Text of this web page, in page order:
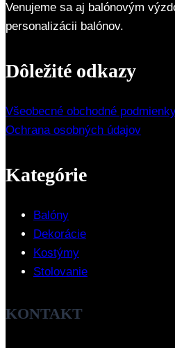
Venujeme sa aj balónovým
personalizácii balónov.
Dôležité odkazy
Všeobecné obchodné
Ochrana osobných údajov
Kategórie
Balóny
Dekorácie
Kostýmy
Stolovanie
KONTAKT